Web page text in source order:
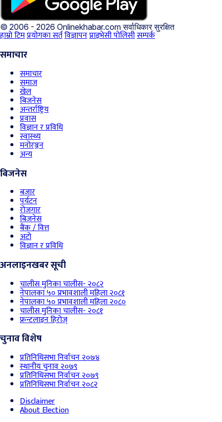
© 2006 - 2026 Onlinekhabar.comसर्वाधिकार सुरक्षित
हाम्रो टिमप्रयोगका सर्तविज्ञापनप्राइभेसी पोलिसीसम्पर्क
समाचार
समाचार
समाज
खेल
बिजनेस
अन्तर्राष्ट्रिय
प्रवास
विज्ञान र प्रविधि
स्वास्थ्य
मनोरञ्जन
अन्य
बिजनेस
बजार
पर्यटन
रोजगार
बिजनेस
बैंक / वित्त
अटो
विज्ञान र प्रविधि
अनलाइनखबर सूची
चालीस मुनिका चालीस- २०८२
नेपालका ५० प्रभावशाली महिला २०८१
नेपालका ५० प्रभावशाली महिला २०८०
चालीस मुनिका चालीस- २०८१
फ्रन्टलाइन हिरोज्
चुनाव विशेष
प्रतिनिधिसभा निर्वाचन २०७४
स्थानीय चुनाव २०७९
प्रतिनिधिसभा निर्वाचन २०७९
प्रतिनिधिसभा निर्वाचन २०८२
Disclaimer
About Election